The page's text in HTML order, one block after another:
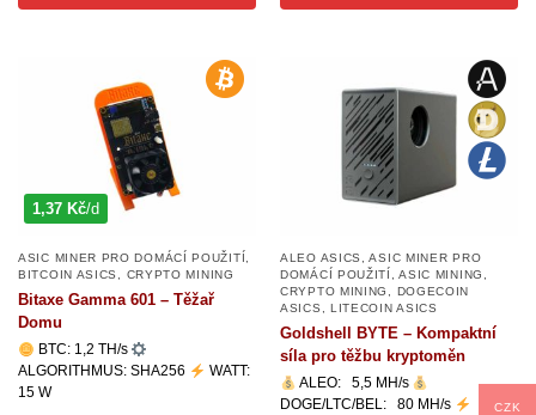
1,37 Kč/d
ASIC MINER PRO DOMÁCÍ POUŽITÍ ,
BITCOIN ASICS , CRYPTO MINING
Bitaxe Gamma 601 – Těžař
Domu
BTC: 1,2 TH/s
ALGORITHMUS: SHA256
WATT:
15 W
ALEO ASICS ,ASIC MINER PRO
DOMÁCÍ POUŽITÍ ,ASIC MINING ,
CRYPTO MINING ,
DOGECOIN
ASICS , LITECOIN ASICS
Goldshell BYTE – Kompaktní
síla pro těžbu kryptoměn
ALEO: 5,5 MH/s
DOGE/LTC/BEL: 80 MH/s
CZK